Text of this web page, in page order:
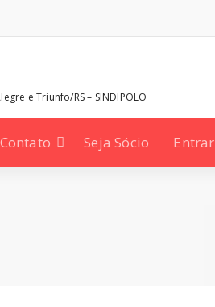
e Triunfo/RS – SINDIPOLO
Contato Seja Sócio Entrar